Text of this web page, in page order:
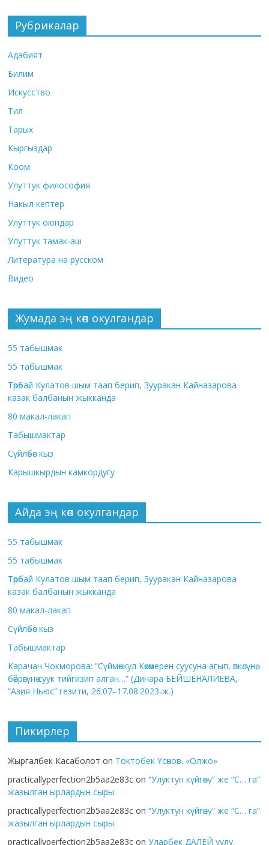
Рубрикалар
Адабият
Билим
Искусство
Тил
Тарых
Кыргыздар
Коом
Улуттук философия
Накыл кептер
Улуттук оюндар
Улуттук тамак-аш
Литература на русском
Видео
Жумада эң көп окулгандар
55 табышмак
55 табышмак
Төрөбай Кулатов шым таап берип, Зууракан Кайназарова
казак балбанын жыкканда
80 макал-лакап
Табышмактар
Сүйлөбөс кыз
Карышкырдын камкордугу
Айда эң көп окулгандар
55 табышмак
55 табышмак
Төрөбай Кулатов шым таап берип, Зууракан Кайназарова
казак балбанын жыкканда
80 макал-лакап
Сүйлөбөс кыз
Табышмактар
Карачач Чокморова: “Сүймөнкул Көкөмерен суусуна агып, өпкөсүнө,
бөйрөгүнө суук тийгизип алган…” (Динара БЕЙШЕНАЛИЕВА,
“Азия Ньюс” гезити, 26.07–17.08.2023-ж.)
Пикирлер
Жыргалбек Касаболот on Токтобек Үсөнов. «Олжо»
practicallyperfection2b5aa2e83c on“Улуктун күйгөнү” же “С… га”
жазылган ырлардын сыры
practicallyperfection2b5aa2e83c on“Улуктун күйгөнү” же “С… га”
жазылган ырлардын сыры
practicallyperfection2b5aa2e83c onУларбек ДАЛЕЙ уулу.